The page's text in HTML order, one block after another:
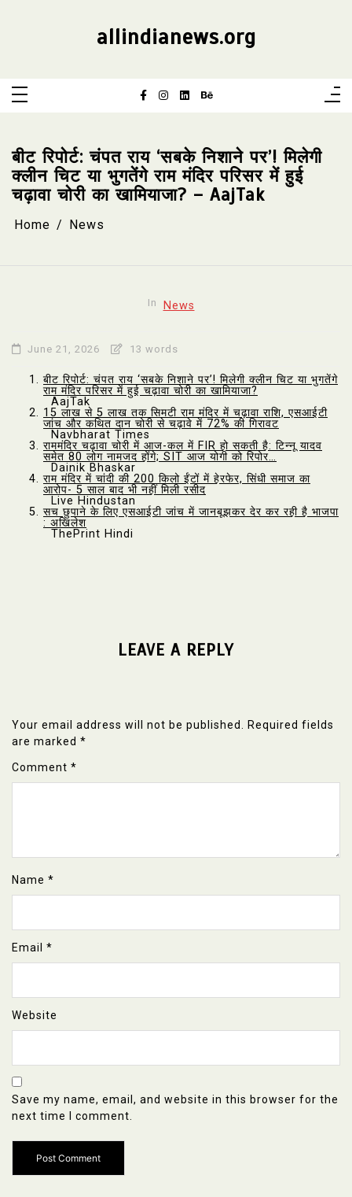
allindianews.org
बीट रिपोर्ट: चंपत राय ‘सबके निशाने पर’! मिलेगी
क्लीन चिट या भुगतेंगे राम मंदिर परिसर में हुई
चढ़ावा चोरी का खामियाजा? – AajTak
Home News
In News
June 21, 2026 13 words
बीट रिपोर्ट: चंपत राय ‘सबके निशाने पर’! मिलेगी क्लीन चिट या भुगतेंगे
राम मंदिर परिसर में हुई चढ़ावा चोरी का खामियाजा?
AajTak
15 लाख से 5 लाख तक सिमटी राम मंदिर में चढ़ावा राशि, एसआईटी
जांच और कथित दान चोरी से चढ़ावे में 72% की गिरावट
Navbharat Times
राममंदिर चढ़ावा चोरी में आज-कल में FIR हो सकती है: टिन्नू यादव
समेत 80 लोग नामजद होंगे; SIT आज योगी को रिपोर…
Dainik Bhaskar
राम मंदिर में चांदी की 200 किलो ईंटों में हेरफेर, सिंधी समाज का
आरोप- 5 साल बाद भी नहीं मिली रसीद
Live Hindustan
सच छुपाने के लिए एसआईटी जांच में जानबूझकर देर कर रही है भाजपा
: अखिलेश
ThePrint Hindi
LEAVE A REPLY
Your email address will not be published.
Required fields
are marked *
Comment *
Name *
Email *
Website
Save my name, email, and website in this browser for the
next time I comment.